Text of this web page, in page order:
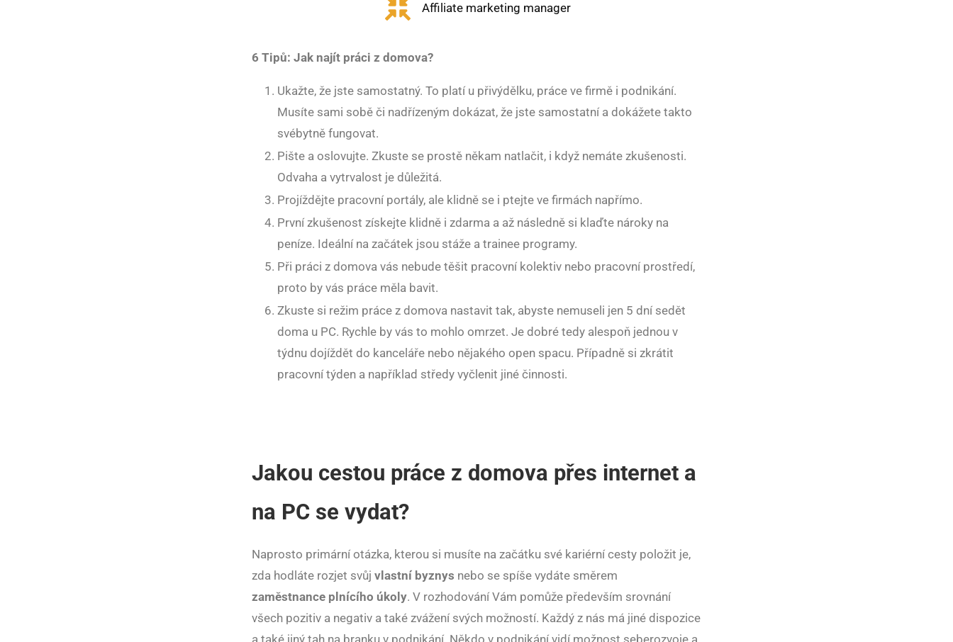
Affiliate marketing manager
6 Tipů: Jak najít práci z domova?
Ukažte, že jste samostatný. To platí u přivýdělku, práce ve firmě i podnikání.
Musíte sami sobě či nadřízeným dokázat, že jste samostatní a dokážete takto
svébytně fungovat.
Pište a oslovujte. Zkuste se prostě někam natlačit, i když nemáte zkušenosti.
Odvaha a vytrvalost je důležitá.
Projíždějte pracovní portály, ale klidně se i ptejte ve firmách napřímo.
První zkušenost získejte klidně i zdarma a až následně si klaďte nároky na
peníze. Ideální na začátek jsou stáže a trainee programy.
Při práci z domova vás nebude těšit pracovní kolektiv nebo pracovní prostředí,
proto by vás práce měla bavit.
Zkuste si režim práce z domova nastavit tak, abyste nemuseli jen 5 dní sedět
doma u PC. Rychle by vás to mohlo omrzet. Je dobré tedy alespoň jednou v
týdnu dojíždět do kanceláře nebo nějakého open spacu. Případně si zkrátit
pracovní týden a například středy vyčlenit jiné činnosti.
Jakou cestou práce z domova přes internet a
na PC se vydat?
Naprosto primární otázka, kterou si musíte na začátku své kariérní cesty položit je,
zda hodláte rozjet svůj vlastní byznys nebo se spíše vydáte směrem
zaměstnance plnícího úkoly. V rozhodování Vám pomůže především srovnání
všech pozitiv a negativ a také zvážení svých možností. Každý z nás má jiné dispozice